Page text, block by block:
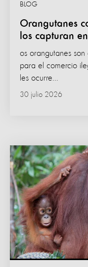
Orangutanes
los capturan
BLOG
30 julio 2026
os orangutanes
para el comercio
les ocurre...